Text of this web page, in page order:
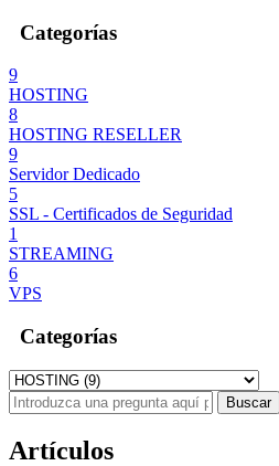
Categorías
9
HOSTING
8
HOSTING RESELLER
9
Servidor Dedicado
5
SSL - Certificados de Seguridad
1
STREAMING
6
VPS
Categorías
Artículos